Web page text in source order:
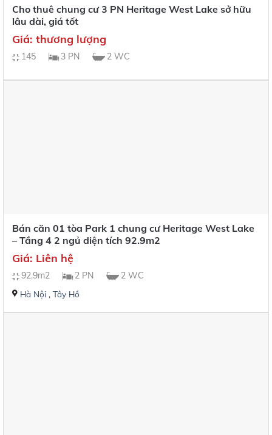
Cho thuê chung cư 3 PN Heritage West Lake sở hữu
lâu dài, giá tốt
Giá: thương lượng
145 3 PN 2 WC
Bán căn 01 tòa Park 1 chung cư Heritage West Lake
– Tầng 4 2 ngủ diện tích 92.9m2
Giá: Liên hệ
92.9m2 2 PN 2 WC
Hà Nội, Tây Hồ